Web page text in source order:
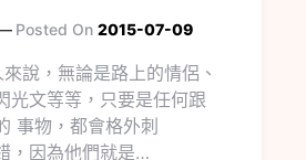
Posted On 2015-07-09
說，無論是路上的情侶、
光文等等，只要是任何跟
事物，都會格外刺
，因為他們就是…